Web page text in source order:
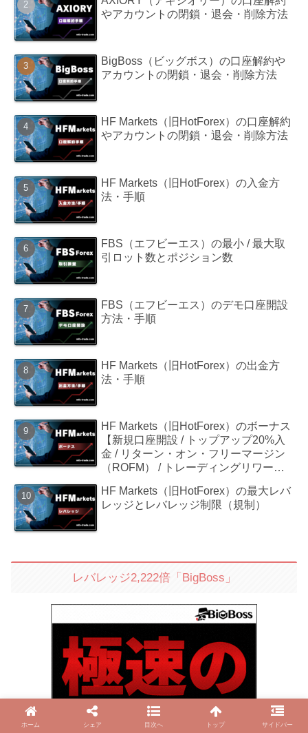
やアカウントの閉鎖・退会・削除方法
BigBoss（ビッグボス）の口座解約や
アカウントの閉鎖・退会・削除方法
HF Markets（旧HotForex）の口座解約
やアカウントの閉鎖・退会・削除方法
HF Markets（旧HotForex）の入金方
法・手順
FBS（エフビーエス）の最小 / 最大取
引ロット数とポジション数
FBS（エフビーエス）のデモ口座開設
方法・手順
HF Markets（旧HotForex）の出金方
法・手順
HF Markets（旧HotForex）のボーナス
【新規口座開設 / トップアップ20%入
金 / リターン・オン・フリーマージン
（ROFM） / トレーディングリワード
HF Markets（旧HotForex）の最大レバ
レッジとレバレッジ制限（規制）
レバレッジ2,222倍「BigBoss」
ホーム シェア 目次へ トップ サイドバー